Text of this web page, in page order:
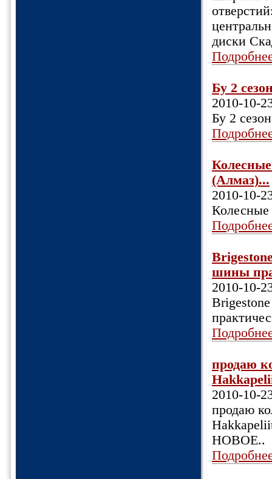
диски
Бу 2
2010-10-
Бу 2
(Алмаз)...
2010-10-
Колесные
шины
2010-10-
продаю
2010-10-
продаю
НОВОЕ..